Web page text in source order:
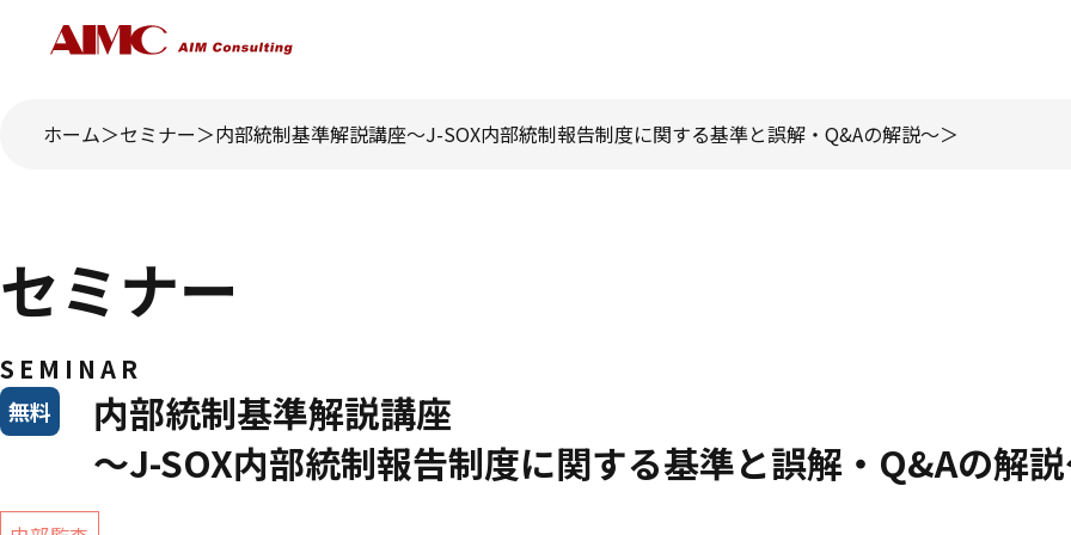
ホーム セミナー 内部統制基準解説講座～J-SOX内部統制報告制度に関する基準と誤解・Q&Aの解説～
セミナー
SEMINAR
内部統制基準解説講座
～J-SOX内部統制報告制度に関する基準と誤解・Q&Aの解
無料